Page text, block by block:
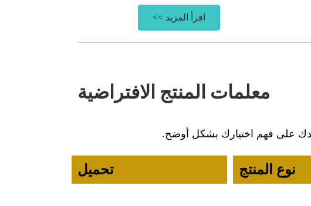
اقرأ المزيد >>
معلمات المنتج الافتراضية
على فهم اختيارك بشكل أوضح.
نوع المنتج تحميل